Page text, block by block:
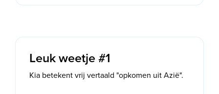
Leuk weetje #1
Kia betekent vrij vertaald "opkomen uit Azië".